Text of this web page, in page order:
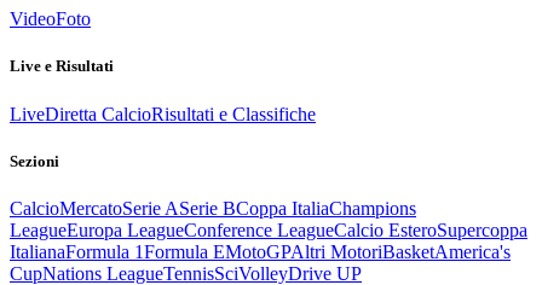
VideoFoto
Live e Risultati
LiveDiretta CalcioRisultati e Classifiche
Sezioni
CalcioMercatoSerie ASerie BCoppa ItaliaChampions
LeagueEuropa LeagueConference LeagueCalcio EsteroSupercoppa
ItalianaFormula 1Formula EMotoGPAltri MotoriBasketAmerica's
CupNations LeagueTennisSciVolleyDrive UP